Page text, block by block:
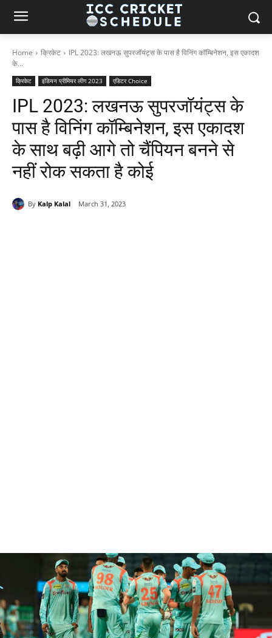
Home क्रिकेट
IPL 2023: लखनऊ सुपरजॉयंट्स के पास है विनिंग कॉम्बिनेशन, इस एकादश
के...
क्रिकेट इंडियन प्रीमियर लीग 2023 एडिटर Choice
IPL 2023: लखनऊ सुपरजॉयंट्स के
पास है विनिंग कॉम्बिनेशन, इस एकादश
के साथ बढ़ी आगे तो चैंपियन बनने से
नहीं रोक सकता है कोई
By Kalp Kalal March 31, 2023